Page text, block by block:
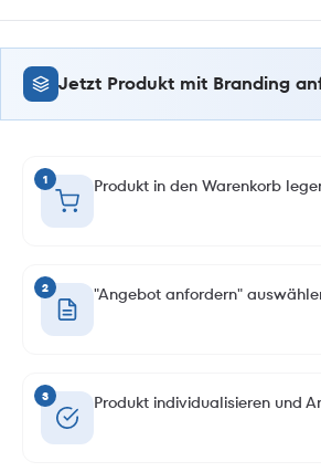
Jetzt Produkt mit Branding
1 Produkt in den Warenkorb
2 "Angebot anfordern"
3 Produkt individualisieren und